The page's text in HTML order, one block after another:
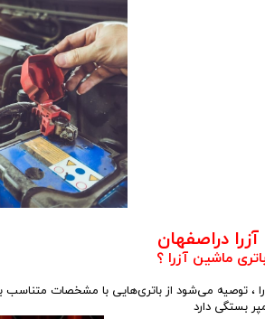
دراصفهان
ماشین آزرا ؟
، توصیه می‌شود از باتری‌هایی با مشخصات
بستگی دارد